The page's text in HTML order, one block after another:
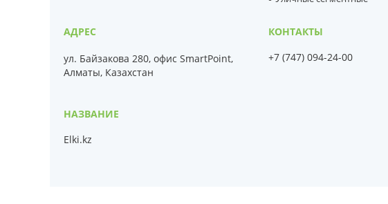
ул. Байзакова 280, офис SmartPoint,
Алматы, Казахстан
Elki.kz
+7 (747) 094-24-00